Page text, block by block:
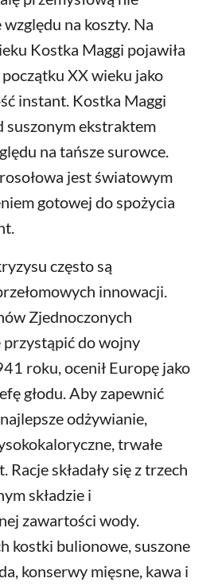
względu na koszty. Na
Kostka Maggi pojawiła
XX wieku jako
instant. Kostka Maggi
suszonym ekstraktem
na tańsze surowce.
jest światowym
gotowej do spożycia
często są
innowacji.
Zjednoczonych
przystąpić do wojny
roku, ocenił Europę jako
głodu. Aby zapewnić
odżywianie,
trwałe
Racje składały się z trzech
składzie i
zawartości wody.
kostki bulionowe, suszone
konserwy mięsne, kawa i